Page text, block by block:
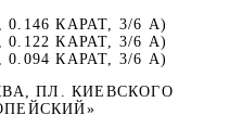
КАРАТ, 3/6 А)
КАРАТ, 3/6 А)
КАРАТ, 3/6 А)
ПЛ. КИЕВСКОГО